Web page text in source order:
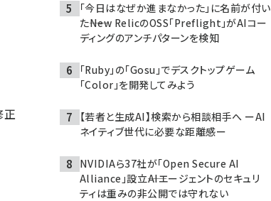
「今日はなぜか進まなかった」に名前が付い
た――New RelicのOSS「Preflight」がAIコー
ディングのアンチパターンを検知
「Ruby」の「Gosu」でデスクトップゲーム
「Color」を開発してみよう
【若者と生成AI】検索から相談相手へ ーAI
ネイティブ世代に必要な距離感ー
NVIDIAら37社が「Open Secure AI
Alliance」設立――AIエージェントのセキュリ
ティは重みの非公開では守れない